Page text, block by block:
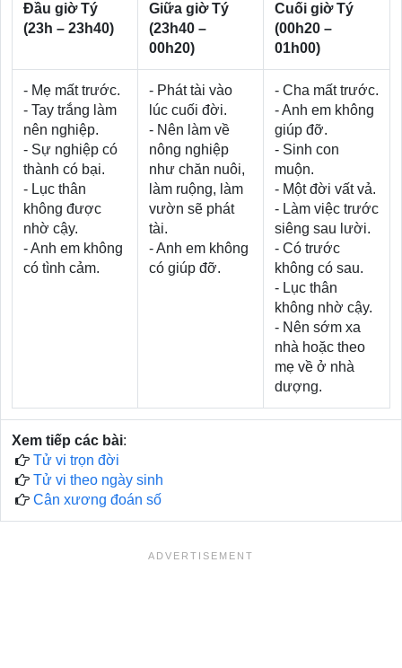
Đầu giờ Tý
(23h – 23h40)
Giữa giờ Tý
(23h40 –
00h20)
Cuối giờ Tý
(00h20 –
01h00)
- Mẹ mất trước.
- Tay trắng làm
nên nghiệp.
- Sự nghiệp có
thành có bại.
- Lục thân
không được
nhờ cậy.
- Anh em không
có tình cảm.
- Phát tài vào
lúc cuối đời.
- Nên làm về
nông nghiệp
như chăn nuôi,
làm ruộng, làm
vườn sẽ phát
tài.
- Anh em không
có giúp đỡ.
- Cha mất trước.
- Anh em không
giúp đỡ.
- Sinh con
muộn.
- Một đời vất vả.
- Làm việc trước
siêng sau lười.
- Có trước
không có sau.
- Lục thân
không nhờ cậy.
- Nên sớm xa
nhà hoặc theo
mẹ về ở nhà
dượng.
Xem tiếp các bài:
Tử vi trọn đời
Tử vi theo ngày sinh
Cân xương đoán số